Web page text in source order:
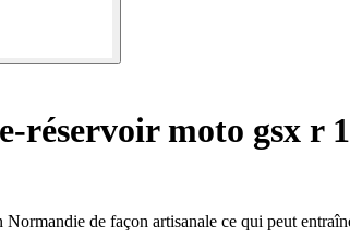
réservoir moto gsx r
de façon artisanale ce qui peut